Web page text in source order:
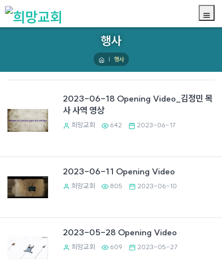
행사
행사
2023-06-18 Opening Video_김정민 목
사 사역 영상
희망교회 642 2023-06-17
2023-06-11 Opening Video
희망교회 805 2023-06-10
2023-05-28 Opening Video
희망교회 609 2023-05-27